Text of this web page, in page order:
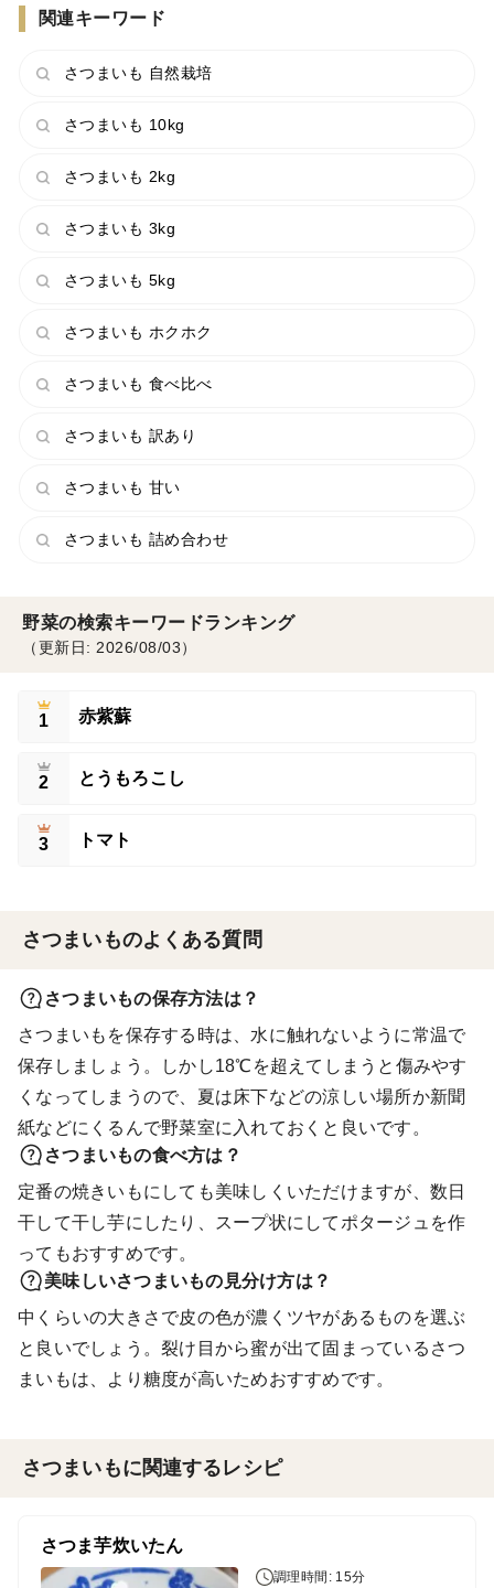
関連キーワード
さつまいも 自然栽培
さつまいも 10kg
さつまいも 2kg
さつまいも 3kg
さつまいも 5kg
さつまいも ホクホク
さつまいも 食べ比べ
さつまいも 訳あり
さつまいも 甘い
さつまいも 詰め合わせ
野菜の検索キーワードランキング
（更新日: 2026/08/03）
1 赤紫蘇
2 とうもろこし
3 トマト
さつまいものよくある質問
さつまいもの保存方法は？
さつまいもを保存する時は、水に触れないように常温で
保存しましょう。しかし18℃を超えてしまうと傷みやす
くなってしまうので、夏は床下などの涼しい場所か新聞
紙などにくるんで野菜室に入れておくと良いです。
さつまいもの食べ方は？
定番の焼きいもにしても美味しくいただけますが、数日
干して干し芋にしたり、スープ状にしてポタージュを作
ってもおすすめです。
美味しいさつまいもの見分け方は？
中くらいの大きさで皮の色が濃くツヤがあるものを選ぶ
と良いでしょう。裂け目から蜜が出て固まっているさつ
まいもは、より糖度が高いためおすすめです。
さつまいもに関連するレシピ
さつま芋炊いたん
調理時間: 15分